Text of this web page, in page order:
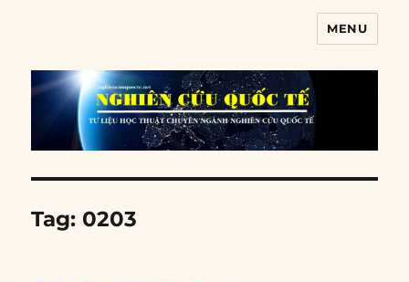
MENU
Tag: 0203